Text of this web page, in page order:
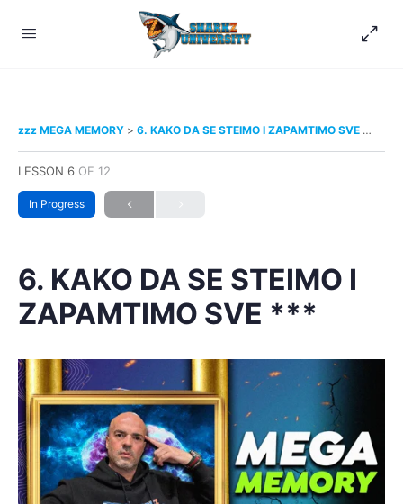
zzz MEGA MEMORY 6. KAKO DA SE STEIMO I ZAPAMTIMO SVE ***
LESSON 6 OF 12
In Progress
6. KAKO DA SE STEIMO I
ZAPAMTIMO SVE ***